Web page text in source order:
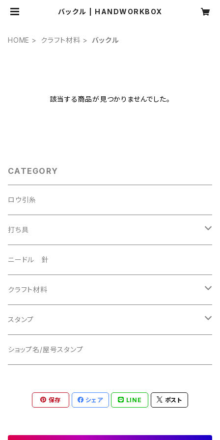
バックル | HANDWORKBOX
HOME クラフト材料 バックル
該当する商品が見つかりませんでした。
CATEGORY
ロウ引糸
打ち具
美錠抜きパンチ
5mm サイズ
15mmサイズ
11mmサイズ
エンドポンチ
コーナーカッター
13mmタイプ
特殊ポンチ
ハート型ポンチ
平目打ち
サイズ3mmタイプ
ニードル 針
クラフト材料
バックル
マグネットボタン
ジョイント
スタンプ
屋号スタンプ／ショップスタンプ
ショップ名/屋号スタンプ
保存 シェア LINE ポスト